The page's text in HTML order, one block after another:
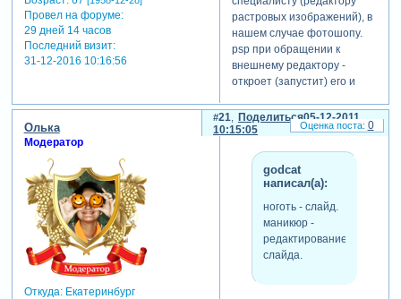
Провел на форуме:
29 дней 14 часов
Последний визит:
31-12-2016 10:16:56
растровых изображений), в
нашем случае фотошопу.
psp при обращении к
внешнему редактору -
откроет (запустит) его и
картинку слоя для
редактирования в этой
редактирования и
соответсвенно сохранения
обратно в новом виде
который был вам нужен.
естественно при условии
что вы знаете и умеете как
получить от внешнего
Поделиться
21
05-12-2011
10:15:05
Олька
Модератор
Откуда:Екатеринбург
godcat
написал(а):
ноготь - слайд.
маникюр -
редактирование
слайда.
0